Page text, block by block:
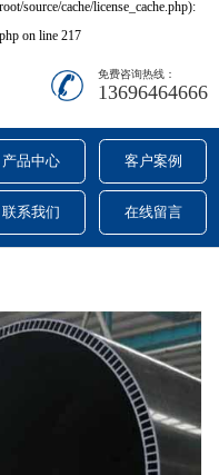
source/cache/license_cache.php):
on line 217
免费咨询热线：
13696464666
产品中心 客户案例
联系我们 在线留言